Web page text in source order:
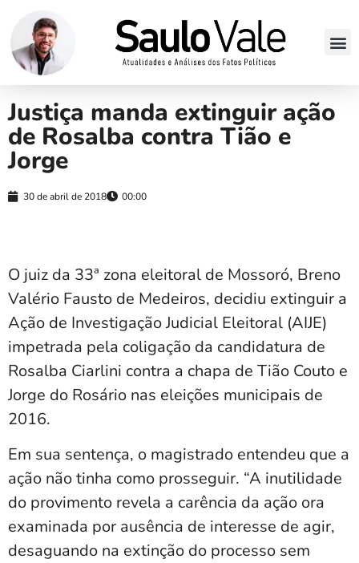
Justiça manda extinguir ação
de Rosalba contra Tião e
Jorge
30 de abril de 2018 00:00
O juiz da 33ª zona eleitoral de Mossoró, Breno
Valério Fausto de Medeiros, decidiu extinguir a
Ação de Investigação Judicial Eleitoral (AIJE)
impetrada pela coligação da candidatura de
Rosalba Ciarlini contra a chapa de Tião Couto e
Jorge do Rosário nas eleições municipais de
2016.
Em sua sentença, o magistrado entendeu que a
ação não tinha como prosseguir. “A inutilidade
do provimento revela a carência da ação ora
examinada por ausência de interesse de agir,
desaguando na extinção do processo sem